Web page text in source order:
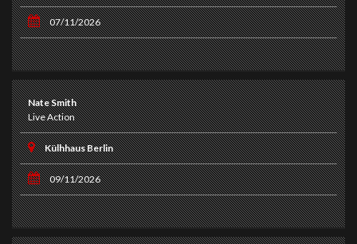
07/11/2026
Nate Smith
Live Action
Külhhaus Berlin
09/11/2026